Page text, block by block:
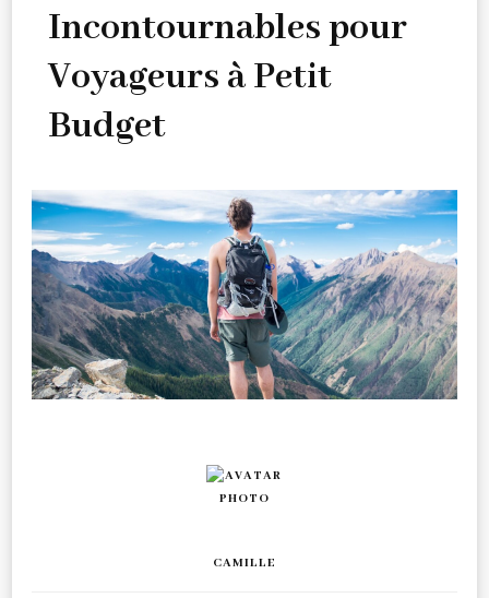
Incontournables pour
Voyageurs à Petit
Budget
CAMILLE